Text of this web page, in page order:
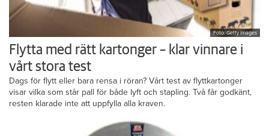
Foto: Getty Images
Flytta med rätt kartonger – klar vinnare i
vårt stora test
Dags för flytt eller bara rensa i röran? Vårt test av flyttkartonger
visar vilka som står pall för både lyft och stapling. Två får godkänt,
resten klarade inte att uppfylla alla kraven.